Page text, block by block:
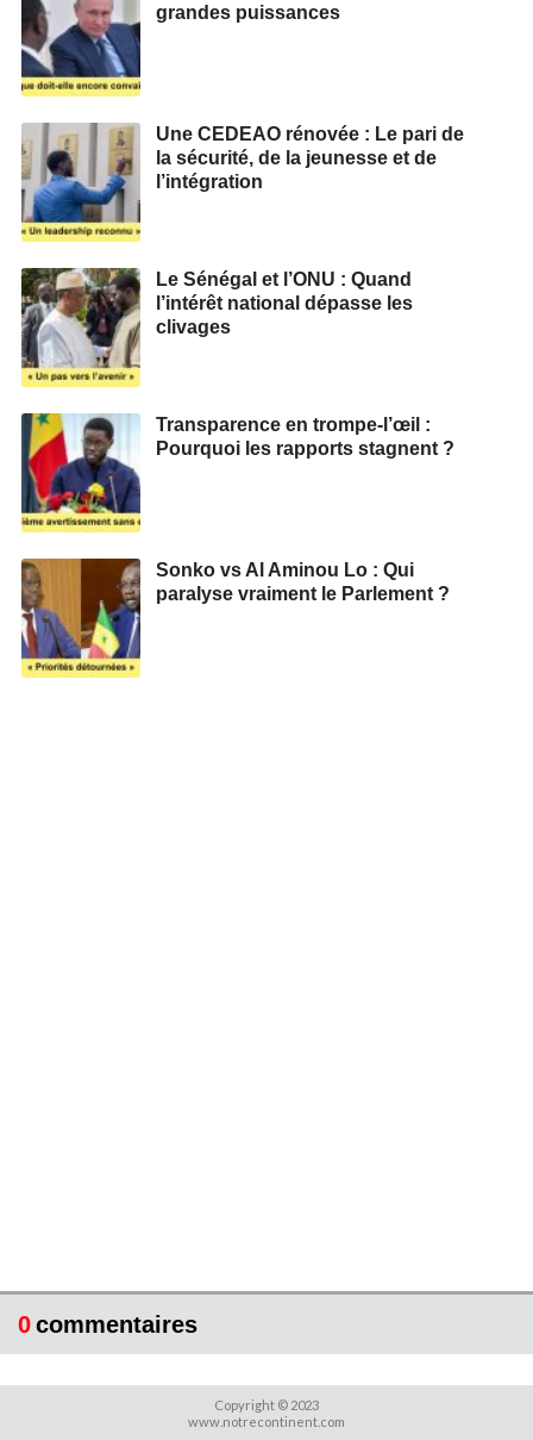
grandes puissances
Une CEDEAO rénovée : Le pari de
la sécurité, de la jeunesse et de
l’intégration
Le Sénégal et l’ONU : Quand
l’intérêt national dépasse les
clivages
Transparence en trompe-l’œil :
Pourquoi les rapports stagnent ?
Sonko vs Al Aminou Lo : Qui
paralyse vraiment le Parlement ?
0commentaires
Copyright © 2023
www.notrecontinent.com